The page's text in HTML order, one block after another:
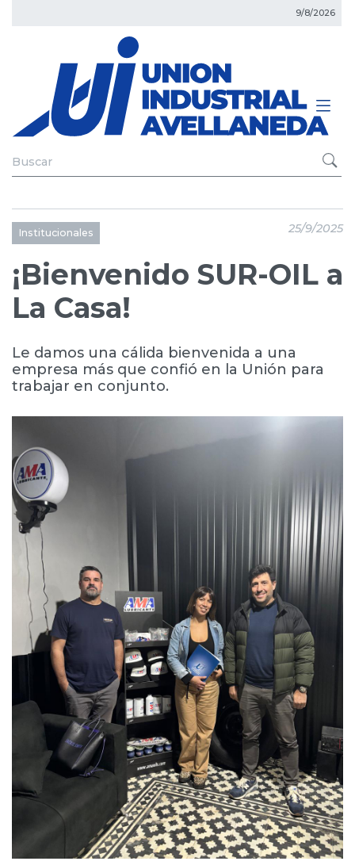
9/8/2026
Institucionales 25/9/2025
¡Bienvenido SUR-OIL a
La Casa!
Le damos una cálida bienvenida a una
empresa más que confió en la Unión para
trabajar en conjunto.